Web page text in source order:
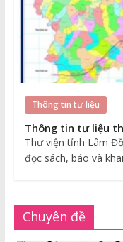
Thông tin tư liệu
Thông tin tư liệu
Thư viện tỉnh Lâm
đọc sách, báo và
Chuyên đề